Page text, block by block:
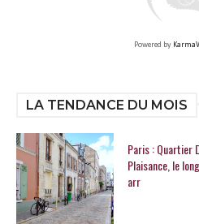
Powered by
LA TENDANCE DU MOIS
Paris : Quartier
Plaisance, le
arr